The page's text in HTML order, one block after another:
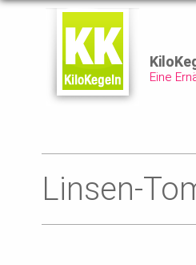
Eine
Linsen-